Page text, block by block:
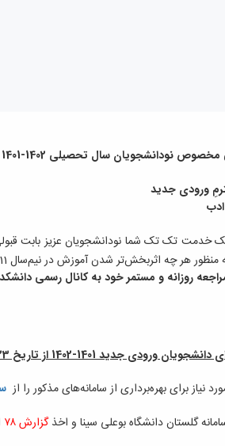
نودانشجویان سال تحصیلی 1402-1401
ورودی جدید
تک تک شما نودانشجویان عزیز بابت
هر چه اثربخش‌تر شدن آموزش در نیم‌سال 4011، نکات و تذکرات ذیل را مورد توجه قرار دهید
روزانه و مستمر خود به کانال رسمی
جدید 1401-1402 از تاریخ 23 مهرماه بصورت حضوری خواهد بود)
نیاز برای بهره‌برداری از سامانه‌های مذکور را از
گلستان دانشگاه بوعلی سینا و اخذگزارش ۷۸